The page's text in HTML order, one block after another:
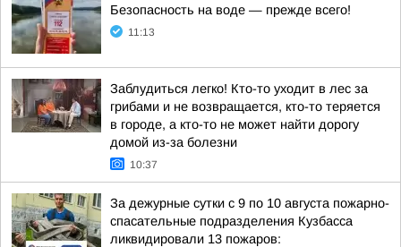
Безопасность на воде — прежде всего!
11:13
Заблудиться легко! Кто-то уходит в лес за
грибами и не возвращается, кто-то теряется
в городе, а кто-то не может найти дорогу
домой из-за болезни
10:37
За дежурные сутки с 9 по 10 августа пожарно-
спасательные подразделения Кузбасса
ликвидировали 13 пожаров: